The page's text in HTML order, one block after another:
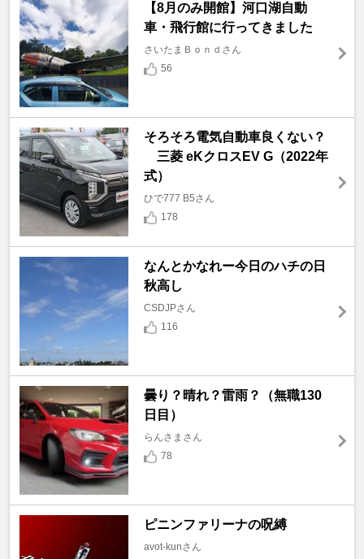
【8月のみ開館】河口湖自動
車・飛行館に行ってきました
さいたまＢｏｎｄさん
56
そろそろ電気自動車良くない？
三菱 eKクロスEV G（2022年
式）
ひで777 B5さん
178
なんとかなれー今日のハチの日
秋高し
CSDJPさん
116
曇り？晴れ？雷雨？（無職130
日目）
らんさまさん
78
ピニンファリーナの呪縛
avot-kunさん